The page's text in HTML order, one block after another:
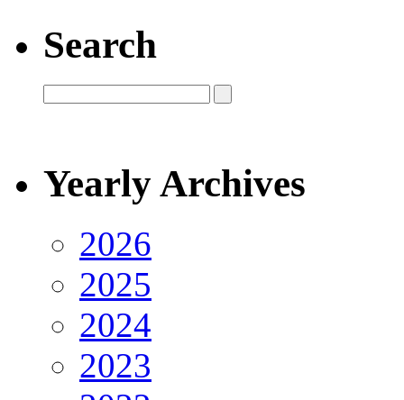
Search
Yearly Archives
2026
2025
2024
2023